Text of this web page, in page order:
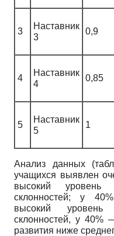
3
Наставник
3
0,9
4
Наставник
4
0,85
5
Наставник
5
1
Анализ данных
учащихся выявлен
высокий уровень
склонностей; у
высокий уровень
склонностей, у
развития ниже